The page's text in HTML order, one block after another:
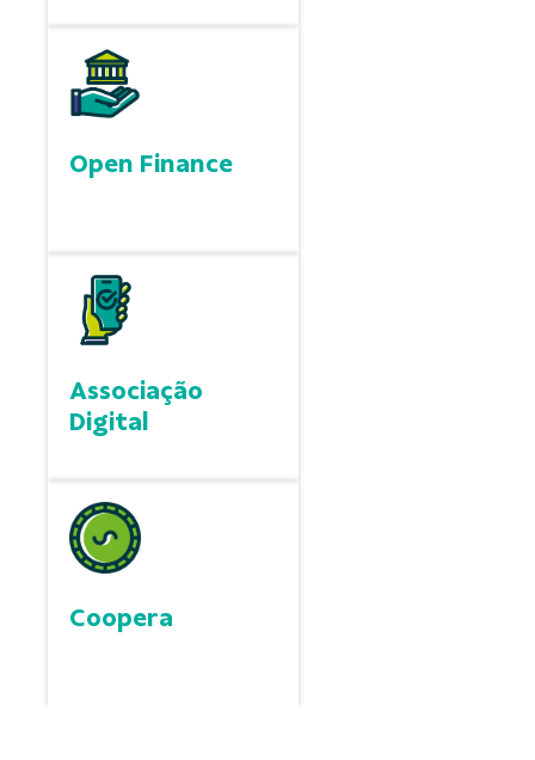
Open Finance
Associação
Digital
Coopera